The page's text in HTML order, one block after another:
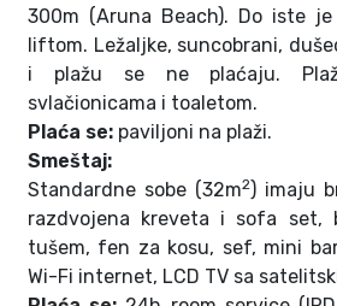
300m (Aruna Beach). Do iste
liftom. Ležaljke, suncobrani,
i plažu se ne plaćaju.
svlačionicama i toaletom.
Plaća se: paviljoni na plaži.
Smeštaj:
Standardne sobe (32m2) imaju
razdvojena kreveta i sofa set,
tušem, fen za kosu, sef, mini
Wi-Fi internet, LCD TV sa